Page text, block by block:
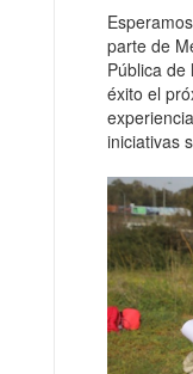
parte de
Pública de
éxito el
iniciativas